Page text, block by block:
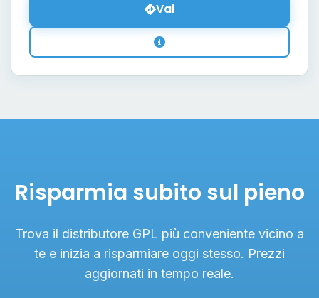
Vai
Risparmia subito sul pieno
Trova il distributore GPL più conveniente vicino a
te e inizia a risparmiare oggi stesso. Prezzi
aggiornati in tempo reale.